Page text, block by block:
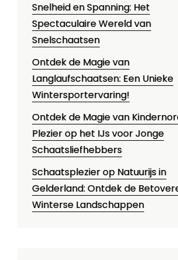
Snelheid en Spanning: Het
Spectaculaire Wereld van
Snelschaatsen
Ontdek de Magie van
Langlaufschaatsen: Een Unieke
Wintersportervaring!
Ontdek de Magie van
Plezier op het IJs voor Jonge
Schaatsliefhebbers
Schaatsplezier op Natuurijs in
Gelderland: Ontdek de
Winterse Landschappen